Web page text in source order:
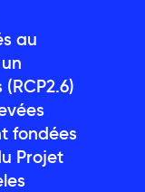
au
fondées
Projet